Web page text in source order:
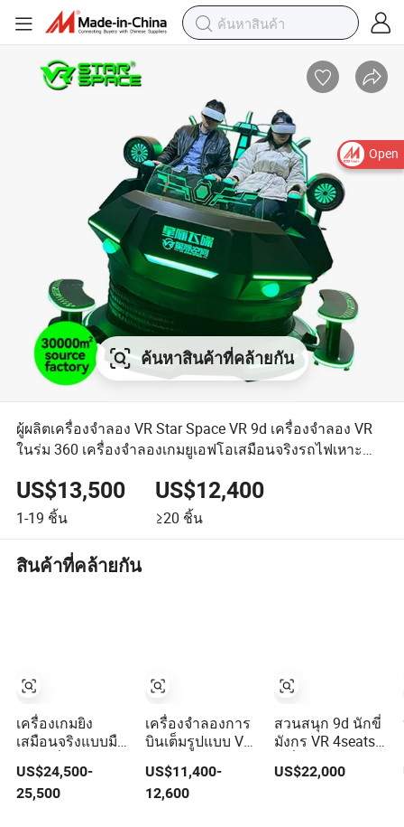
Open
ค้นหาสินค้าที่คล้ายกัน
ผู้ผลิตเครื่องจำลอง VR Star Space VR 9d เครื่องจำลอง VR
ในร่ม 360 เครื่องจำลองเกมยูเอฟโอเสมือนจริงรถไฟเหาะ
US$13,500
1-19 ชิ้น
US$12,400
≥20 ชิ้น
สินค้าที่คล้ายกัน
เครื่องเกมยิง
เสมือนจริงแบบมือ
อาชีพที่มีลักษณะ
เป็นยานเกราะ
US$24,500-
25,500
เครื่องจำลองการ
บินเต็มรูปแบบ VR
ปีกผ้าใบ VR เกม
จำลองเครื่องเล่น
เกม VR
US$11,400-
12,600
สวนสนุก 9d นักขี่
มังกร VR 4seats
เครื่องเล่น
ภาพยนตร์จำลอง
US$22,000